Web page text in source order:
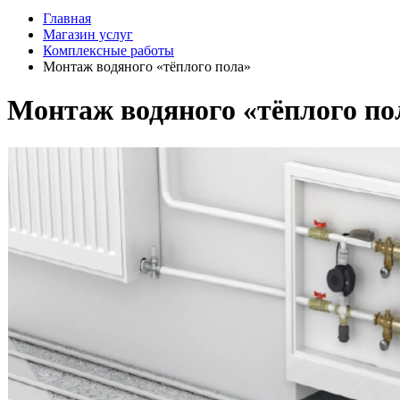
Главная
Магазин услуг
Комплексные работы
Монтаж водяного «тёплого пола»
Монтаж водяного «тёплого